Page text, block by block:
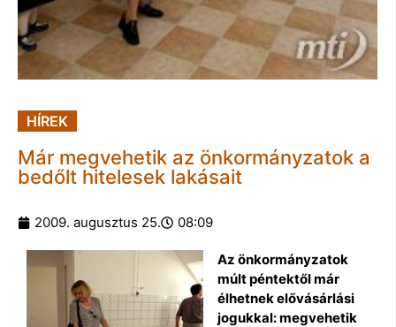
HÍREK
Már megvehetik az önkormányzatok a
bedőlt hitelesek lakásait
2009. augusztus 25. 08:09
Az önkormányzatok
múlt péntektől már
élhetnek elővásárlási
jogukkal: megvehetik